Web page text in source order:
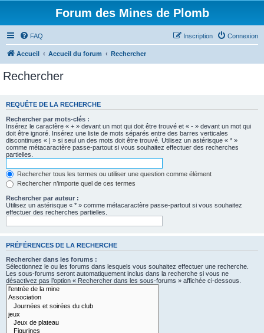
Forum des Mines de Plomb
FAQ Connexion
Inscription
Accueil Accueil du forum Rechercher
Rechercher
REQUÊTE DE LA RECHERCHE
Rechercher par mots-clés :
Insérez le caractère « + » devant un mot qui doit être trouvé et « - » devant un mot qui
doit être ignoré. Insérez une liste de mots séparés entre des barres verticales
discontinues « | » si seul un des mots doit être trouvé. Utilisez un astérisque « * »
comme métacaractère passe-partout si vous souhaitez effectuer des recherches
partielles.
Rechercher tous les termes ou utiliser une question comme élément
Rechercher n’importe quel de ces termes
Rechercher par auteur :
Utilisez un astérisque « * » comme métacaractère passe-partout si vous souhaitez
effectuer des recherches partielles.
PRÉFÉRENCES DE LA RECHERCHE
Rechercher dans les forums :
Sélectionnez le ou les forums dans lesquels vous souhaitez effectuer une recherche.
Les sous-forums seront automatiquement inclus dans la recherche si vous ne
désactivez pas l’option « Rechercher dans les sous-forums » affichée ci-dessous.